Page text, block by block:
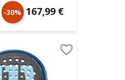
-30% Prix
unitaire
167,99 €
